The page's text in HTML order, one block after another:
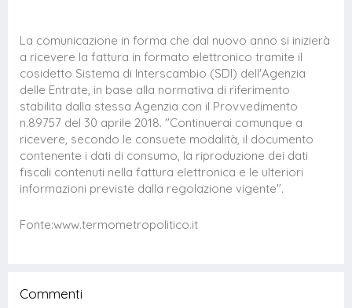
La comunicazione in forma che dal nuovo anno si inizierà
a ricevere la fattura in formato elettronico tramite il
cosidetto Sistema di Interscambio (SDI) dell'Agenzia
delle Entrate, in base alla normativa di riferimento
stabilita dalla stessa Agenzia con il Provvedimento
n.89757 del 30 aprile 2018. "Continuerai comunque a
ricevere, secondo le consuete modalità, il documento
contenente i dati di consumo, la riproduzione dei dati
fiscali contenuti nella fattura elettronica e le ulteriori
informazioni previste dalla regolazione vigente".
Fonte:www.termometropolitico.it
Commenti